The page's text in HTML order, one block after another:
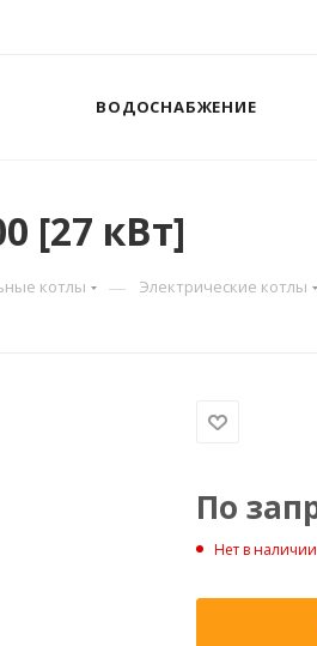
ВОДОСНАБЖЕНИЕ
[27 кВт]
котлы — Электрические котлы
По
Нет в наличии